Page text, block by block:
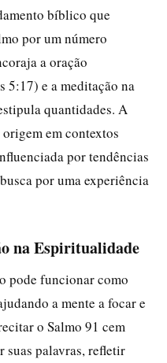
bíblico que
por um número
a oração
5:17) e a meditação na
quantidades. A
em contextos
por tendências
por uma experiência
na Espiritualidade
pode funcionar como
a mente a focar e
o Salmo 91 cem
suas palavras, refletir